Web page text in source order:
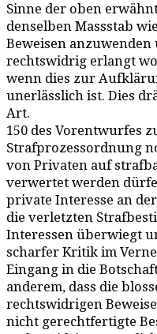
Sinne der oben
denselben Massstab
Beweisen anzuwenden
rechtswidrig erlangt
wenn dies zur
unerlässlich ist. Dies
Art.
150 des Vorentwurfes
Strafprozessordnung
von Privaten auf
verwertet werden
private Interesse an
die verletzten
Interessen überwiegt
scharfer Kritik im
Eingang in die
anderem, dass die
rechtswidrigen
nicht gerechtfertigte